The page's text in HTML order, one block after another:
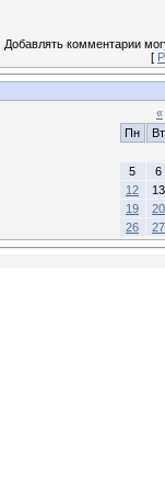
Добавлять комментарии
[
«
Пн
Вт
5
6
12
13
19
20
26
27